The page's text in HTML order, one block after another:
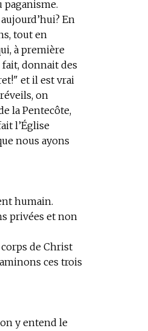
paganisme.
En
tout en
à première
donnait des
et il est vrai
on
la Pentecôte,
l’Église
nous ayons
humain.
privées et non
de Christ
ces trois
on y entend le